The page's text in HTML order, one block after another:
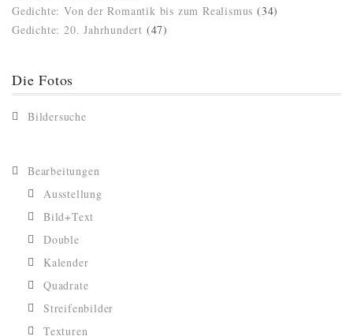
Gedichte: Von der Romantik bis zum Realismus (34)
Gedichte: 20. Jahrhundert (47)
Die Fotos
Bildersuche
Bearbeitungen
Ausstellung
Bild+Text
Double
Kalender
Quadrate
Streifenbilder
Texturen